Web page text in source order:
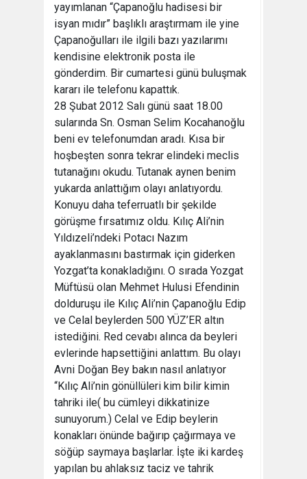
yayımlanan “Çapanoğlu hadisesi bir
isyan mıdır” başlıklı araştırmam ile yine
Çapanoğulları ile ilgili bazı yazılarımı
kendisine elektronik posta ile
gönderdim. Bir cumartesi günü buluşmak
kararı ile telefonu kapattık.
28 Şubat 2012 Salı günü saat 18.00
sularında Sn. Osman Selim Kocahanoğlu
beni ev telefonumdan aradı. Kısa bir
hoşbeşten sonra tekrar elindeki meclis
tutanağını okudu. Tutanak aynen benim
yukarda anlattığım olayı anlatıyordu.
Konuyu daha teferruatlı bir şekilde
görüşme fırsatımız oldu. Kılıç Ali’nin
Yıldızeli’ndeki Potacı Nazım
ayaklanmasını bastırmak için giderken
Yozgat’ta konakladığını. O sırada Yozgat
Müftüsü olan Mehmet Hulusi Efendinin
dolduruşu ile Kılıç Ali’nin Çapanoğlu Edip
ve Celal beylerden 500 YÜZ’ER altın
istediğini. Red cevabı alınca da beyleri
evlerinde hapsettiğini anlattım. Bu olayı
Avni Doğan Bey bakın nasıl anlatıyor
“Kılıç Ali’nin gönüllüleri kim bilir kimin
tahriki ile( bu cümleyi dikkatinize
sunuyorum.) Celal ve Edip beylerin
konakları önünde bağırıp çağırmaya ve
söğüp saymaya başlarlar. İşte iki kardeş
yapılan bu ahlaksız taciz ve tahrik